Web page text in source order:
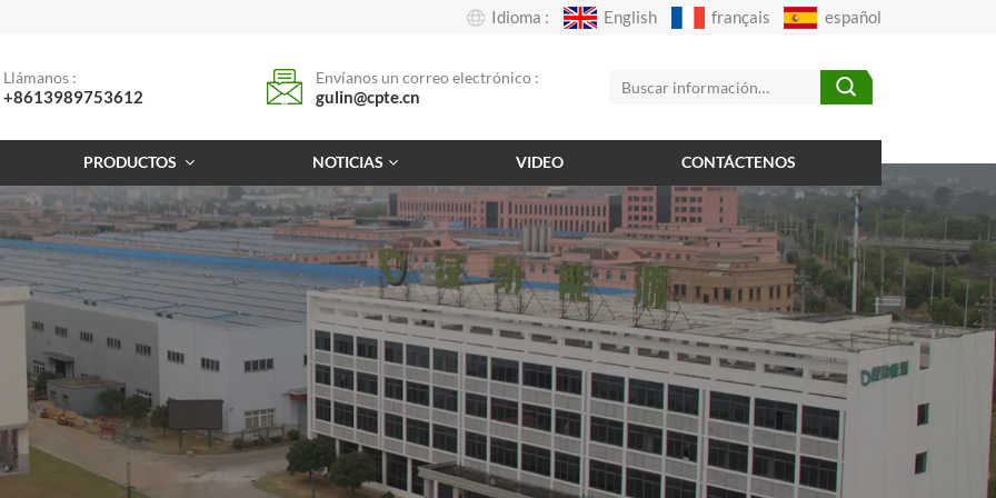
Idioma : English français español
Llámanos :
+8613989753612
Envíanos un correo electrónico :
gulin@cpte.cn
PRODUCTOS NOTICIAS VIDEO CONTÁCTENOS